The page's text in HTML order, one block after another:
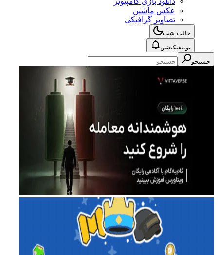
عکس ماشین
تصاویر گرافیکی
حالت شب
نوتیفیکیشن
جستجو